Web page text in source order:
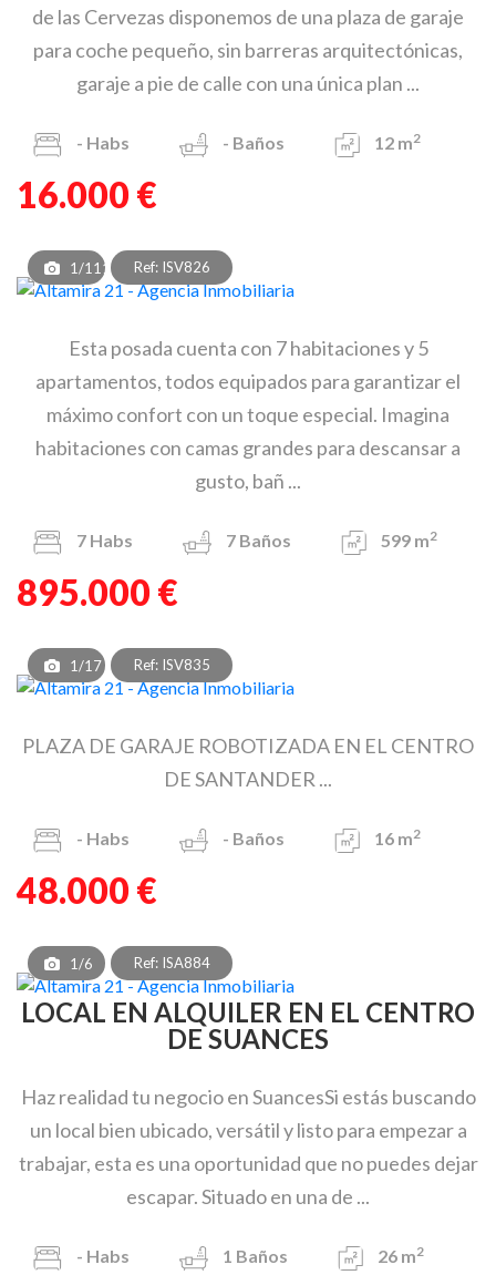
de las Cervezas disponemos de una plaza de garaje
para coche pequeño, sin barreras arquitectónicas,
garaje a pie de calle con una única plan ...
- Habs - Baños 12 m2
16.000 €
1/111 Ref: ISV826
Esta posada cuenta con 7 habitaciones y 5
apartamentos, todos equipados para garantizar el
máximo confort con un toque especial. Imagina
habitaciones con camas grandes para descansar a
gusto, bañ ...
7 Habs 7 Baños 599 m2
895.000 €
1/17 Ref: ISV835
PLAZA DE GARAJE ROBOTIZADA EN EL CENTRO
DE SANTANDER ...
- Habs - Baños 16 m2
48.000 €
1/6 Ref: ISA884
LOCAL EN ALQUILER EN EL CENTRO
DE SUANCES
Haz realidad tu negocio en SuancesSi estás buscando
un local bien ubicado, versátil y listo para empezar a
trabajar, esta es una oportunidad que no puedes dejar
escapar. Situado en una de ...
- Habs 1 Baños 26 m2